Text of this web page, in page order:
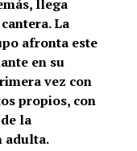
llega
La
afronta este
en su
vez con
propios, con
la
adulta.